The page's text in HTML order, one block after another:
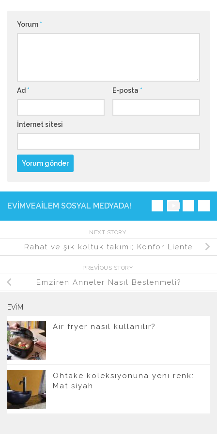
Yorum *
Ad * E-posta *
İnternet sitesi
EVIMVEAILEM SOSYAL MEDYADA!
NEXT STORY
Rahat ve şık koltuk takımı; Konfor Liente
PREVIOUS STORY
Emziren Anneler Nasıl Beslenmeli?
EVIM
Air fryer nasıl kullanılır?
Ohtake koleksiyonuna yeni renk:
Mat siyah